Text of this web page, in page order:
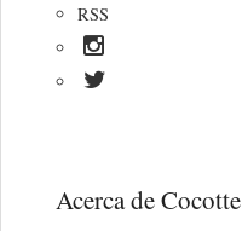
RSS
Acerca de Cocotte